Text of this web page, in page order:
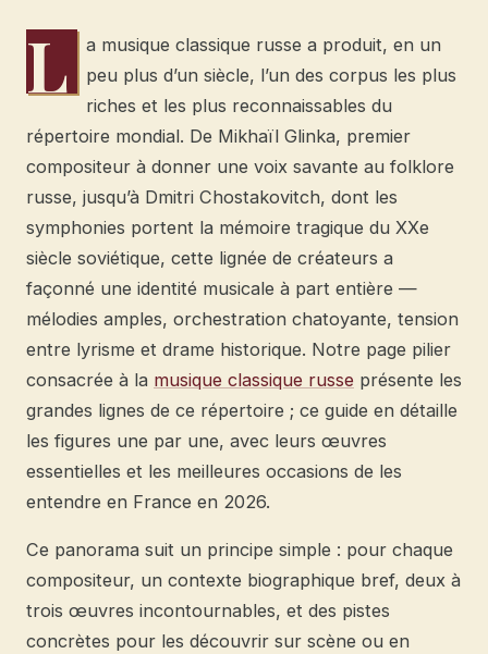
L
a musique classique russe a produit, en un
peu plus d’un siècle, l’un des corpus les plus
riches et les plus reconnaissables du
répertoire mondial. De Mikhaïl Glinka, premier
compositeur à donner une voix savante au folklore
russe, jusqu’à Dmitri Chostakovitch, dont les
symphonies portent la mémoire tragique du XXe
siècle soviétique, cette lignée de créateurs a
façonné une identité musicale à part entière —
mélodies amples, orchestration chatoyante, tension
entre lyrisme et drame historique. Notre page pilier
consacrée à la musique classique russe présente les
grandes lignes de ce répertoire ; ce guide en détaille
les figures une par une, avec leurs œuvres
essentielles et les meilleures occasions de les
entendre en France en 2026.
Ce panorama suit un principe simple : pour chaque
compositeur, un contexte biographique bref, deux à
trois œuvres incontournables, et des pistes
concrètes pour les découvrir sur scène ou en